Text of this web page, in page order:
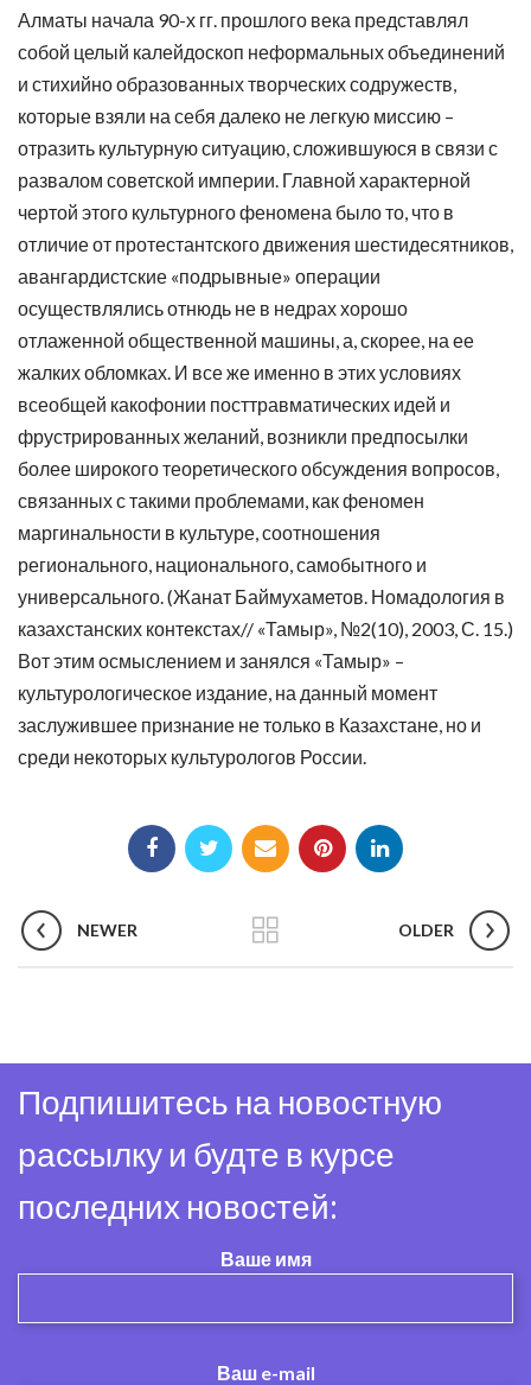
Алматы начала 90-х гг. прошлого века представлял
собой целый калейдоскоп неформальных объединений
и стихийно образованных творческих содружеств,
которые взяли на себя далеко не легкую миссию –
отразить культурную ситуацию, сложившуюся в связи с
развалом советской империи. Главной характерной
чертой этого культурного феномена было то, что в
отличие от протестантского движения шестидесятников,
авангардистские «подрывные» операции
осуществлялись отнюдь не в недрах хорошо
отлаженной общественной машины, а, скорее, на ее
жалких обломках. И все же именно в этих условиях
всеобщей какофонии посттравматических идей и
фрустрированных желаний, возникли предпосылки
более широкого теоретического обсуждения вопросов,
связанных с такими проблемами, как феномен
маргинальности в культуре, соотношения
регионального, национального, самобытного и
универсального. (Жанат Баймухаметов. Номадология в
казахстанских контекстах// «Тамыр», №2(10), 2003, С. 15.)
Вот этим осмыслением и занялся «Тамыр» –
культурологическое издание, на данный момент
заслужившее признание не только в Казахстане, но и
среди некоторых культурологов России.
NEWER OLDER
Подпишитесь на новостную
рассылку и будте в курсе
последних новостей:
Ваше имя
Ваш e-mail